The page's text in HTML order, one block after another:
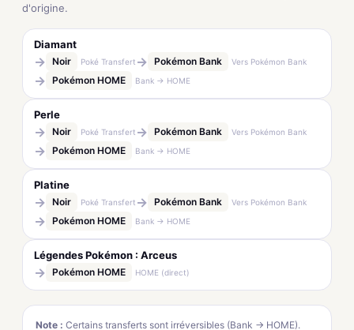
d'origine.
Diamant
→ Noir Poké Transfert → Pokémon Bank Vers Pokémon Bank
→ Pokémon HOME Bank → HOME
Perle
→ Noir Poké Transfert → Pokémon Bank Vers Pokémon Bank
→ Pokémon HOME Bank → HOME
Platine
→ Noir Poké Transfert → Pokémon Bank Vers Pokémon Bank
→ Pokémon HOME Bank → HOME
Légendes Pokémon : Arceus
→ Pokémon HOME HOME (direct)
Note : Certains transferts sont irréversibles (Bank → HOME).